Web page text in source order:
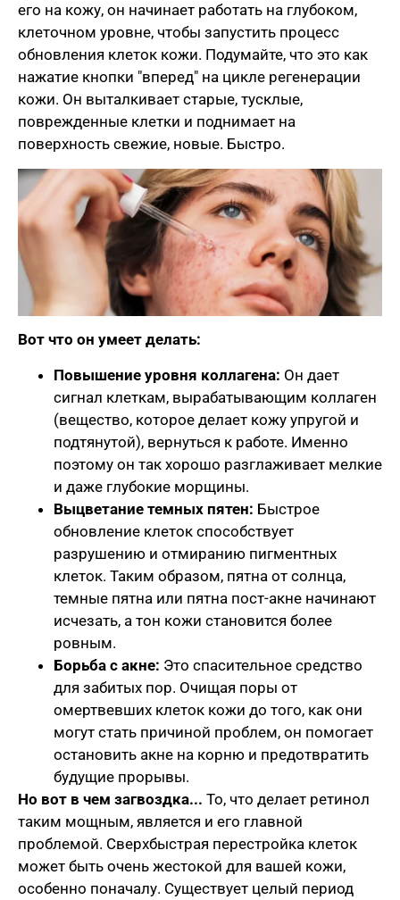
его на кожу, он начинает работать на глубоком,
клеточном уровне, чтобы запустить процесс
обновления клеток кожи. Подумайте, что это как
нажатие кнопки "вперед" на цикле регенерации
кожи. Он выталкивает старые, тусклые,
поврежденные клетки и поднимает на
поверхность свежие, новые. Быстро.
Вот что он умеет делать:
Повышение уровня коллагена: Он дает
сигнал клеткам, вырабатывающим коллаген
(вещество, которое делает кожу упругой и
подтянутой), вернуться к работе. Именно
поэтому он так хорошо разглаживает мелкие
и даже глубокие морщины.
Выцветание темных пятен: Быстрое
обновление клеток способствует
разрушению и отмиранию пигментных
клеток. Таким образом, пятна от солнца,
темные пятна или пятна пост-акне начинают
исчезать, а тон кожи становится более
ровным.
Борьба с акне: Это спасительное средство
для забитых пор. Очищая поры от
омертвевших клеток кожи до того, как они
могут стать причиной проблем, он помогает
остановить акне на корню и предотвратить
будущие прорывы.
Но вот в чем загвоздка... То, что делает ретинол
таким мощным, является и его главной
проблемой. Сверхбыстрая перестройка клеток
может быть очень жестокой для вашей кожи,
особенно поначалу. Существует целый период